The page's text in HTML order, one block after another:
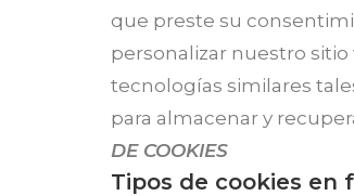
que preste su
personalizar nuestro
tecnologías similares
para almacenar y
DE COOKIES
Tipos de cookies en